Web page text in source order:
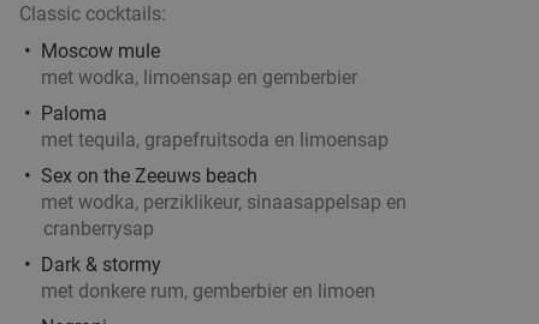
Classic cocktails:
Moscow mule
met wodka, limoensap en gemberbier
Paloma
met tequila, grapefruitsoda en limoensap
Sex on the Zeeuws beach
met wodka, perziklikeur, sinaasappelsap en
cranberrysap
Dark & stormy
met donkere rum, gemberbier en limoen